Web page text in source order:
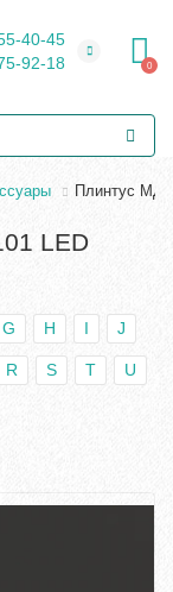
40-45
92-18
0
Плинтус
LED
G H I J
R S T U